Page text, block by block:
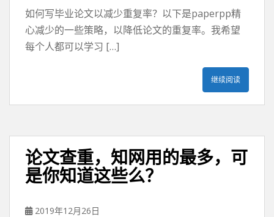
如何写毕业论文以减少重复率？以下是paperpp精
心减少的一些策略，以降低论文的重复率。我希望
每个人都可以学习 […]
继续阅读
论文查重，知网用的最多，可
是你知道这些么？
2019年12月26日